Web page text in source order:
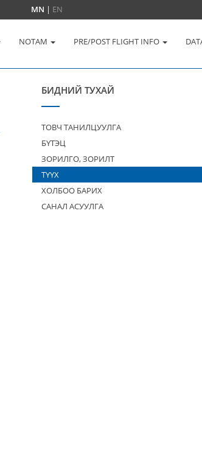
MN | EN
NOTAM PRE/POST FLIGHT INFO
БИДНИЙ ТУХАЙ
ТОВЧ ТАНИЛЦУУЛГА
БҮТЭЦ
ЗОРИЛГО, ЗОРИЛТ
ТҮҮХ
ХОЛБОО БАРИХ
САНАЛ АСУУЛГА